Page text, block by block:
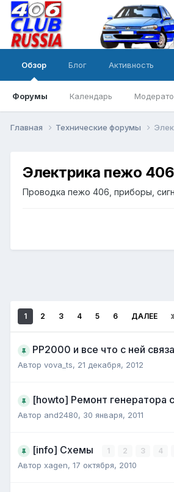
Обзор
Форумы Календарь
Блог Активность
Главная Технические форумы
Электрика пежо 406
Проводка пежо 406, приборы,
1 2 3 4 5 6 ДАЛЕЕ
РР2000 и все что с ней
Автор vova_ts, 21 декабря, 2012
[howto] Ремонт генератора
Автор and2480, 30 января, 2011
[info] Схемы 1 2 3 4
Автор xagen, 17 октября, 2010